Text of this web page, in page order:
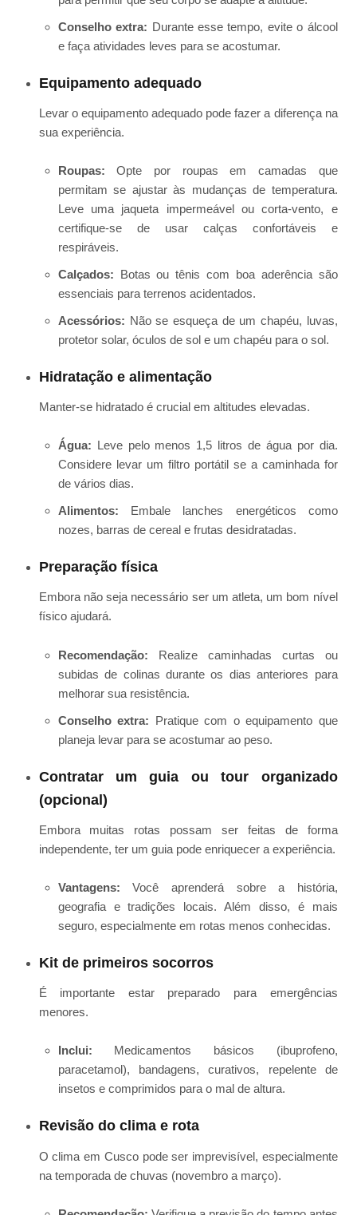
Conselho extra: Durante esse tempo, evite o álcool
e faça atividades leves para se acostumar.
Equipamento adequado
Levar o equipamento adequado pode fazer a diferença na
sua experiência.
Roupas: Opte por roupas em camadas que
permitam se ajustar às mudanças de temperatura.
Leve uma jaqueta impermeável ou corta-vento, e
certifique-se de usar calças confortáveis e
respiráveis.
Calçados: Botas ou tênis com boa aderência são
essenciais para terrenos acidentados.
Acessórios: Não se esqueça de um chapéu, luvas,
protetor solar, óculos de sol e um chapéu para o sol.
Hidratação e alimentação
Manter-se hidratado é crucial em altitudes elevadas.
Água: Leve pelo menos 1,5 litros de água por dia.
Considere levar um filtro portátil se a caminhada for
de vários dias.
Alimentos: Embale lanches energéticos como
nozes, barras de cereal e frutas desidratadas.
Preparação física
Embora não seja necessário ser um atleta, um bom nível
físico ajudará.
Recomendação: Realize caminhadas curtas ou
subidas de colinas durante os dias anteriores para
melhorar sua resistência.
Conselho extra: Pratique com o equipamento que
planeja levar para se acostumar ao peso.
Contratar um guia ou tour organizado
(opcional)
Embora muitas rotas possam ser feitas de forma
independente, ter um guia pode enriquecer a experiência.
Vantagens: Você aprenderá sobre a história,
geografia e tradições locais. Além disso, é mais
seguro, especialmente em rotas menos conhecidas.
Kit de primeiros socorros
É importante estar preparado para emergências
menores.
Inclui: Medicamentos básicos (ibuprofeno,
paracetamol), bandagens, curativos, repelente de
insetos e comprimidos para o mal de altura.
Revisão do clima e rota
O clima em Cusco pode ser imprevisível, especialmente
na temporada de chuvas (novembro a março).